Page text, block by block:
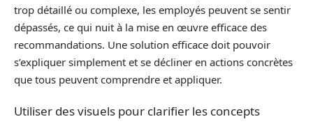
trop détaillé ou complexe, les employés peuvent se sentir
dépassés, ce qui nuit à la mise en œuvre efficace des
recommandations. Une solution efficace doit pouvoir
s’expliquer simplement et se décliner en actions concrètes
que tous peuvent comprendre et appliquer.
Utiliser des visuels pour clarifier les concepts